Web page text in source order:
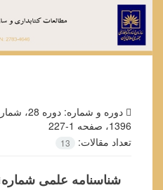
دوره و شماره:
1396، صفحه 1-227
تعداد مقالات:
13
شناسنامه علمی شماره